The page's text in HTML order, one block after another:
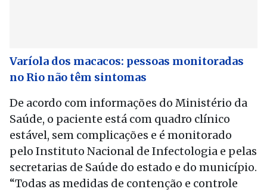
Varíola dos macacos: pessoas monitoradas
no Rio não têm sintomas
De acordo com informações do Ministério da
Saúde, o paciente está com quadro clínico
estável, sem complicações e é monitorado
pelo Instituto Nacional de Infectologia e pelas
secretarias de Saúde do estado e do município.
“Todas as medidas de contenção e controle